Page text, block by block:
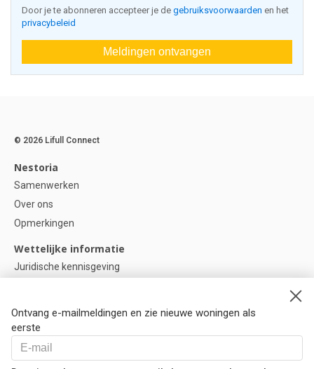
Door je te abonneren accepteer je de gebruiksvoorwaarden en het
privacybeleid
Meldingen ontvangen
Ontvang e-mailmeldingen en zie nieuwe woningen als
eerste
© 2026 Lifull Connect
Nestoria
Samenwerken
Over ons
Opmerkingen
Wettelijke informatie
Juridische kennisgeving
Cookie instellingen
Help